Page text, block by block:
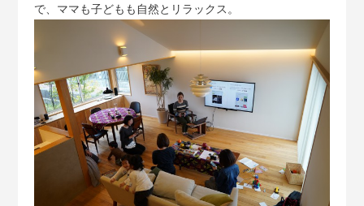
で、ママも子どもも自然とリラックス。